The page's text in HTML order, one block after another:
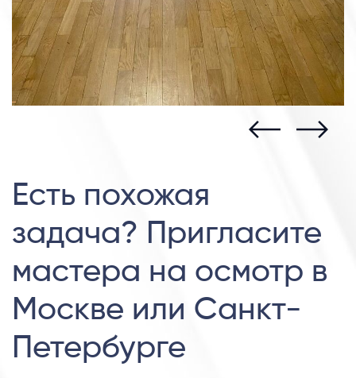
Есть похожая
задача? Пригласите
мастера на осмотр в
Москве или Санкт-
Петербурге